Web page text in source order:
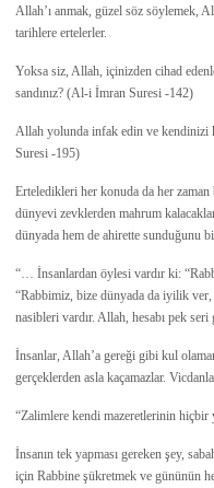
Allah’ı anmak, güzel söz söylemek,
tarihlere ertelerler.
Yoksa siz, Allah, içinizden cihad
sandınız? (Al-i İmran Suresi -142)
Allah yolunda infak edin ve kendinizi
Suresi -195)
Erteledikleri her konuda da her zaman
dünyevi zevklerden mahrum
dünyada hem de ahirette sunduğunu
“… İnsanlardan öylesi vardır ki:
“Rabbimiz, bize dünyada da iyilik ver,
nasibleri vardır. Allah, hesabı pek
İnsanlar, Allah’a gereği gibi kul
gerçeklerden asla kaçamazlar.
“Zalimlere kendi mazeretlerinin hiçbir
İnsanın tek yapması gereken şey,
için Rabbine şükretmek ve gününün